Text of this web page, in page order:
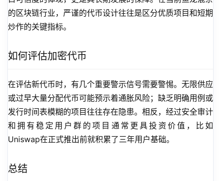
的区块链行业，严谨的代币设计往往是区分优质项目和短期
炒作的关键指标。
如何评估加密代币
在评估新代币时，有几个重要警示信号需要警惕。无限供应
或过早大量分配代币可能预示着通胀风险；缺乏明确用例或
发行时间表模糊的项目往往存在隐患。相反，经过安全审计
和拥有稳定用户群的项目通常更具投资价值，比如
Uniswap在正式推出前就积累了三年用户基础。
总结